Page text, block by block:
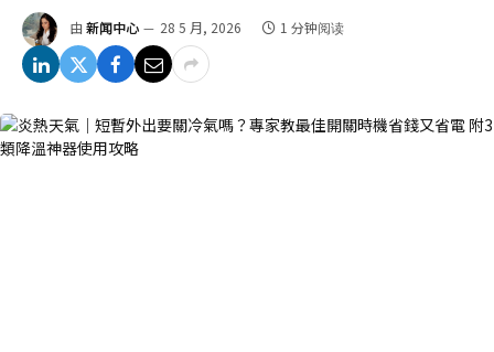
由 新闻中心 28 5 月, 2026 1 分钟阅读